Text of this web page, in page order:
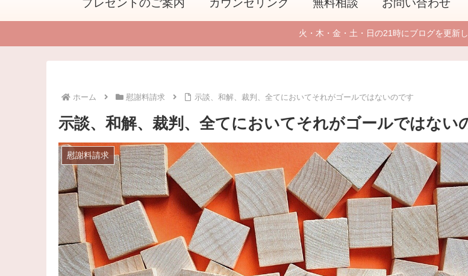
プレゼントのご案内 カウンセリング 無料相談 お問い合わせ
火・木・金・土・日の21時にブログを更新
ホーム 慰謝料請求 示談、和解、裁判、全てにおいてそれがゴールではないのです
示談、和解、裁判、全てにおいてそれがゴールではない
慰謝料請求